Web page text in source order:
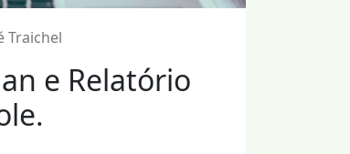
Traichel
e Relatório